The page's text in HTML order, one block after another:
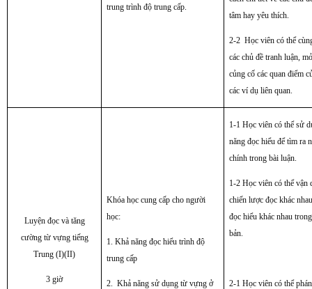
trung trình độ trung cấp.
tâm hay yêu thích.
2-2 Học viên có thể
các chủ đề tranh luận,
củng cố các quan điểm
các ví dụ liên quan.
Luyện đọc và tăng
cường từ vựng tiếng
Trung (I)(II)
3 giờ
Khóa học cung cấp cho người
học:
1. Khả năng đọc hiểu trình độ
trung cấp
2. Khả năng sử dụng từ vựng ở
1-1 Học viên có thể sử
năng đọc hiểu để tìm ra
chính trong bài luận.
1-2 Học viên có thể vận
chiến lược đọc khác
đọc hiểu khác nhau
bản.
2-1 Học viên có thể